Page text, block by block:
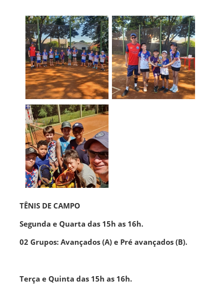
TÊNIS DE CAMPO
Segunda e Quarta das 15h as 16h.
02 Grupos: Avançados (A) e Pré avançados (B).
Terça e Quinta das 15h as 16h.